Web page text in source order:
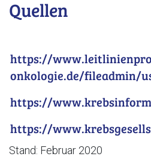
Quellen
https://
onkologie.de/fileadmin/
https://
https://
Stand: Februar 2020